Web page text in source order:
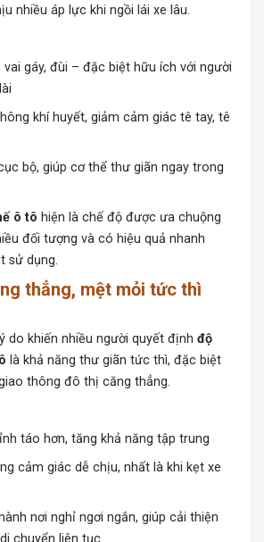
nhiều áp lực khi ngồi lái xe lâu.
vai gáy, đùi – đặc biệt hữu ích với người
khí huyết, giảm cảm giác tê tay, tê
bộ, giúp cơ thể thư giãn ngay trong
ô tô hiện là chế độ được ưa chuộng
đối tượng và có hiệu quả nhanh
sử dụng.
thẳng, mệt mỏi tức thì
do khiến nhiều người quyết định độ
là khả năng thư giãn tức thì, đặc biệt
thông đô thị căng thẳng.
táo hơn, tăng khả năng tập trung
cảm giác dễ chịu, nhất là khi kẹt xe
nơi nghỉ ngơi ngắn, giúp cải thiện